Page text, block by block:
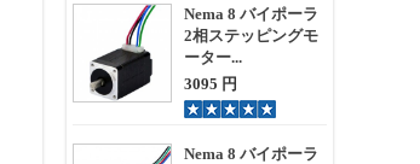
Nema 8 バイポーラ
2相ステッピングモ
ーター...
3095 円
Nema 8 バイポーラ